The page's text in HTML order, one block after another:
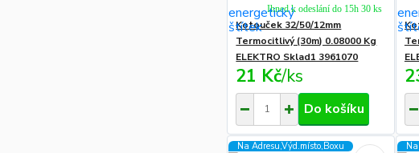
Kotouček 32/50/12mm
Termocitlivý (30m) 0.08000 Kg
ELEKTRO Sklad1 3961070
21 Kč/ks
Ihned k odeslání do 15h 30 ks
Do košíku
Na Adresu,Výd.místo,Boxu